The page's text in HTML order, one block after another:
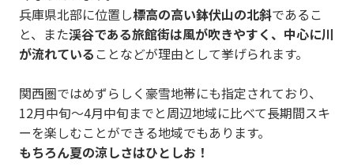
s
兵庫県北部に位置し標高の高い鉢伏山の北斜であるこ
と、また渓谷である旅館街は風が吹きやすく、中心に川
が流れている ことなどが理由として挙げられます。
関西圏ではめずらしく豪雪地帯にも指定されており、
12月中旬～4月中旬までと周辺地域に比べて長期間スキ
ーを楽しむことができる地域でもあります。
もちろん夏の涼しさはひとしお！